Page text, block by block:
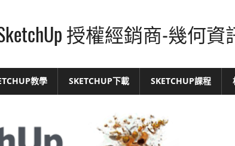
授權經銷商-幾何資
教學 SKETCHUP下載 SKETCHUP課程